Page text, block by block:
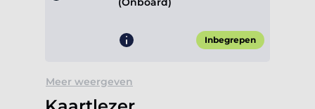
Inbegrepen
Meer weergeven